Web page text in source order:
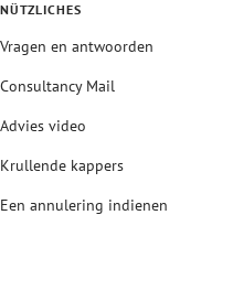
NÜTZLICHES
Vragen en antwoorden
Consultancy Mail
Advies video
Krullende kappers
Een annulering indienen